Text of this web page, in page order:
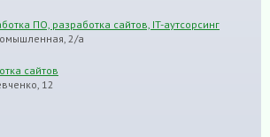
ПО, разработка сайтов, IT-аутсорсинг
2/а
сайтов
12